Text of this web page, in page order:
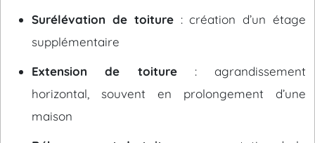
Surélévation de toiture: création d’un étage
supplémentaire
Extension de toiture: agrandissement
horizontal, souvent en prolongement d’une
maison